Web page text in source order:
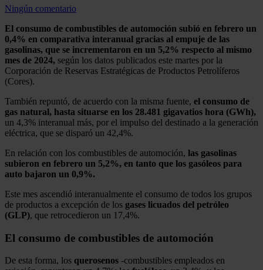
Ningún comentario
El consumo de combustibles de automoción subió en febrero un
0,4% en comparativa interanual gracias al empuje de las
gasolinas, que se incrementaron en un 5,2% respecto al mismo
mes de 2024, según los datos publicados este martes por la
Corporación de Reservas Estratégicas de Productos Petrolíferos
(Cores).
También repuntó, de acuerdo con la misma fuente, el consumo de
gas natural, hasta situarse en los 28.481 gigavatios hora (GWh),
un 4,3% interanual más, por el impulso del destinado a la generación
eléctrica, que se disparó un 42,4%.
En relación con los combustibles de automoción, las gasolinas
subieron en febrero un 5,2%, en tanto que los gasóleos para
auto bajaron un 0,9%.
Este mes ascendió interanualmente el consumo de todos los grupos
de productos a excepción de los gases licuados del petróleo
(GLP), que retrocedieron un 17,4%.
El consumo de combustibles de automoción
De esta forma, los querosenos -combustibles empleados en